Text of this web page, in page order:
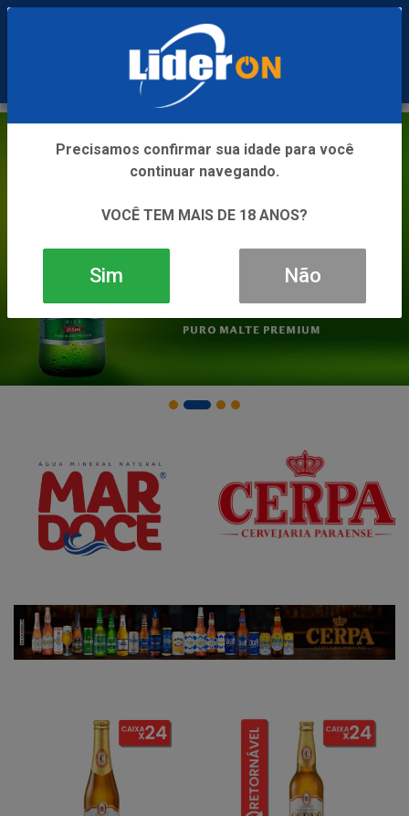
Precisamos confirmar sua idade para você
continuar navegando.
VOCÊ TEM MAIS DE 18 ANOS?
Sim Não